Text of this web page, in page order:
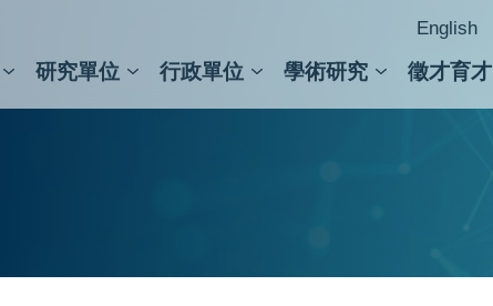
English
研究單位 行政單位 學術研究 徵才育才